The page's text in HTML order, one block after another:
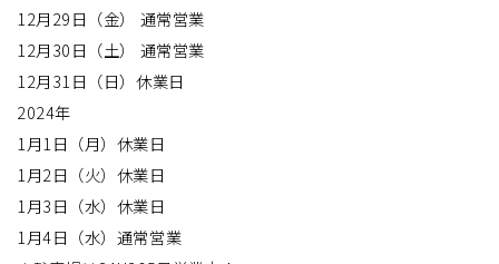
12月29日（金） 通常営業
12月30日（土） 通常営業
12月31日（日）休業日
2024年
1月1日（月）休業日
1月2日（火）休業日
1月3日（水）休業日
1月4日（水）通常営業